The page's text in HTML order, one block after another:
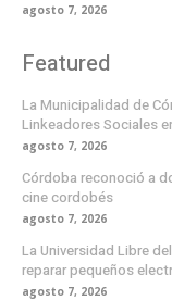
agosto 7, 2026
Featured
La Municipalidad de
Linkeadores Sociales
agosto 7, 2026
Córdoba reconoció a
cine cordobés
agosto 7, 2026
La Universidad Libre
reparar pequeños
agosto 7, 2026